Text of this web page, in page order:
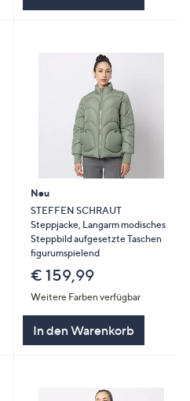
Neu
STEFFEN SCHRAUT
Steppjacke, Langarm modisches
Steppbild aufgesetzte Taschen
figurumspielend
€ 159,99
Weitere Farben verfügbar
In den Warenkorb